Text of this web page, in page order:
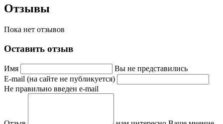
Отзывы
Пока нет отзывов
Оставить отзыв
Имя
Вы не представились
E-mail (на сайте не публикуется)
Не правильно введен e-mail